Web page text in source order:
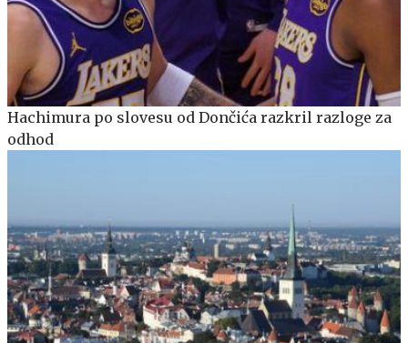
Hachimura po slovesu od Dončića razkril razloge za
odhod